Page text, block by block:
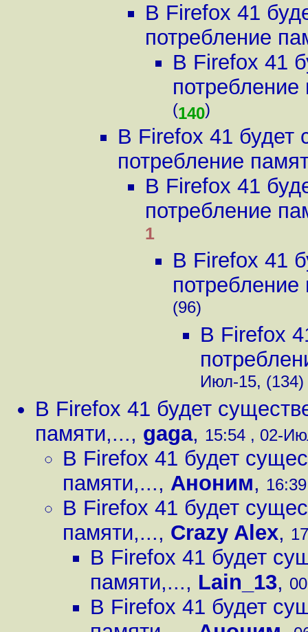
В Firefox 41
потребление
В Firefox 41
(140)
В Firefox 41 будет
потребление
В Firefox 41
потребление
1
В Firefox 41
(96)
В Firefox
Июл-15, (134)
В Firefox 41 будет
памяти,..., gaga, 15:54 , 02-
В Firefox 41 будет
памяти,..., Аноним,
В Firefox 41 будет
памяти,..., Crazy Alex,
В Firefox 41 будет
памяти,..., Lain_13,
В Firefox 41 будет